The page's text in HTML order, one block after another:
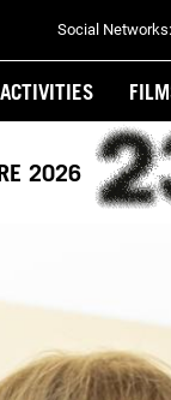
Social Networks:
2026